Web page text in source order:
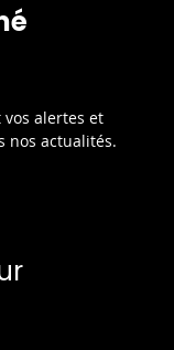
alertes et
nos actualités.